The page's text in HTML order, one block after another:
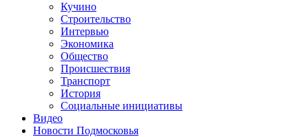
Кучино
Строительство
Интервью
Экономика
Общество
Происшествия
Транспорт
История
Социальные инициативы
Видео
Новости Подмосковья